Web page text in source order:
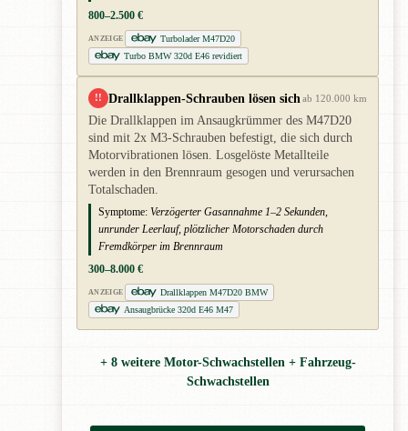
800–2.500 €
ANZEIGE
Turbolader M47D20
Turbo BMW 320d E46 revidiert
!! Drallklappen-Schrauben lösen sich ab 120.000 km
Die Drallklappen im Ansaugkrümmer des M47D20
sind mit 2x M3-Schrauben befestigt, die sich durch
Motorvibrationen lösen. Losgelöste Metallteile
werden in den Brennraum gesogen und verursachen
Totalschaden.
Symptome: Verzögerter Gasannahme 1–2 Sekunden,
unrunder Leerlauf, plötzlicher Motorschaden durch
Fremdkörper im Brennraum
300–8.000 €
ANZEIGE
Drallklappen M47D20 BMW
Ansaugbrücke 320d E46 M47
+ 8 weitere Motor-Schwachstellen + Fahrzeug-
Schwachstellen